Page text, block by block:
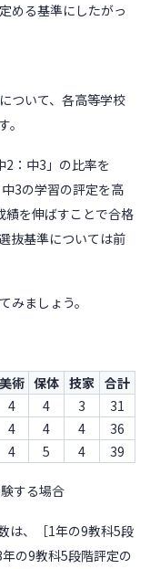
める基準にしたがっ
ついて、各高等学校
2：中3」の比率を
3の学習の評定を高
績を伸ばすことで合格
抜基準については前
みましょう。
美術 保体 技家 合計
4 4 3
31
4 4 4
36
4 5 4 39
する場合
は、［1年の9教科5段
の9教科5段階評定の